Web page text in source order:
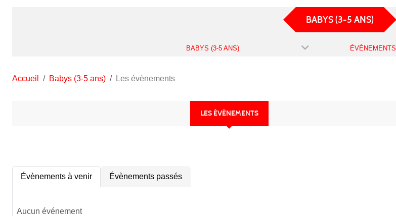
BABYS (3-5 ANS)
BABYS (3-5 ANS) ÉVÈNEMENTS
Accueil Babys (3-5 ans) Les évènements
LES ÉVÈNEMENTS
Évènements à venir Évènements passés
Aucun événement